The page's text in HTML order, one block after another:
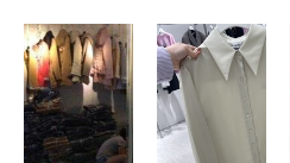
流程 从选
品到零售的
完整指南
这里做衣
服？探秘服
装业的新零